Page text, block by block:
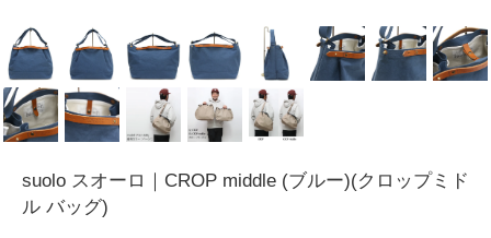
suolo スオーロ｜CROP middle (ブルー)(クロップミド
ル バッグ)